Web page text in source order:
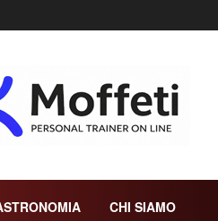
CHI SIAMO